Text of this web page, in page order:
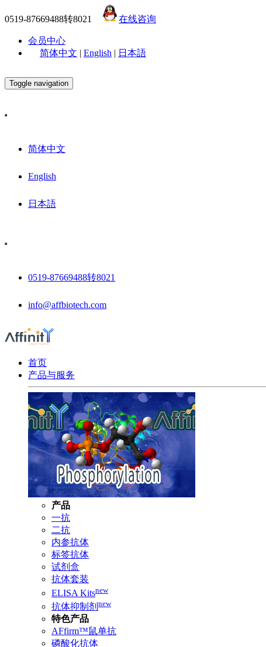
0519-87669488转8021 在线咨询
会员中心
简体中文 | English | 日本語
Toggle navigation
简体中文
English
日本語
0519-87669488转8021
info@affbiotech.com
首页
产品与服务
产品
一抗
二抗
内参抗体
标签抗体
试剂盒
抗体套装
ELISA Kitsnew
抗体抑制剂 new
特色产品
AFfirm™鼠单抗
磷酸化抗体